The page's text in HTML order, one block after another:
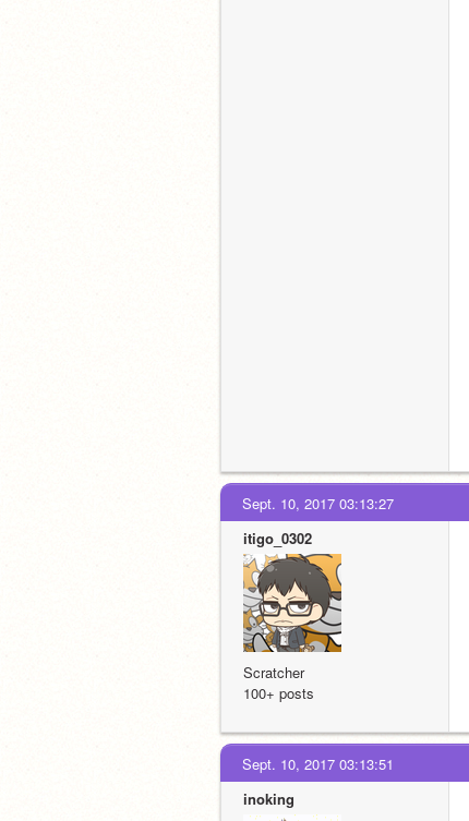
Sept. 10, 2017 03:13:27
itigo_0302
Scratcher
100+ posts
Sept. 10, 2017 03:13:51
inoking